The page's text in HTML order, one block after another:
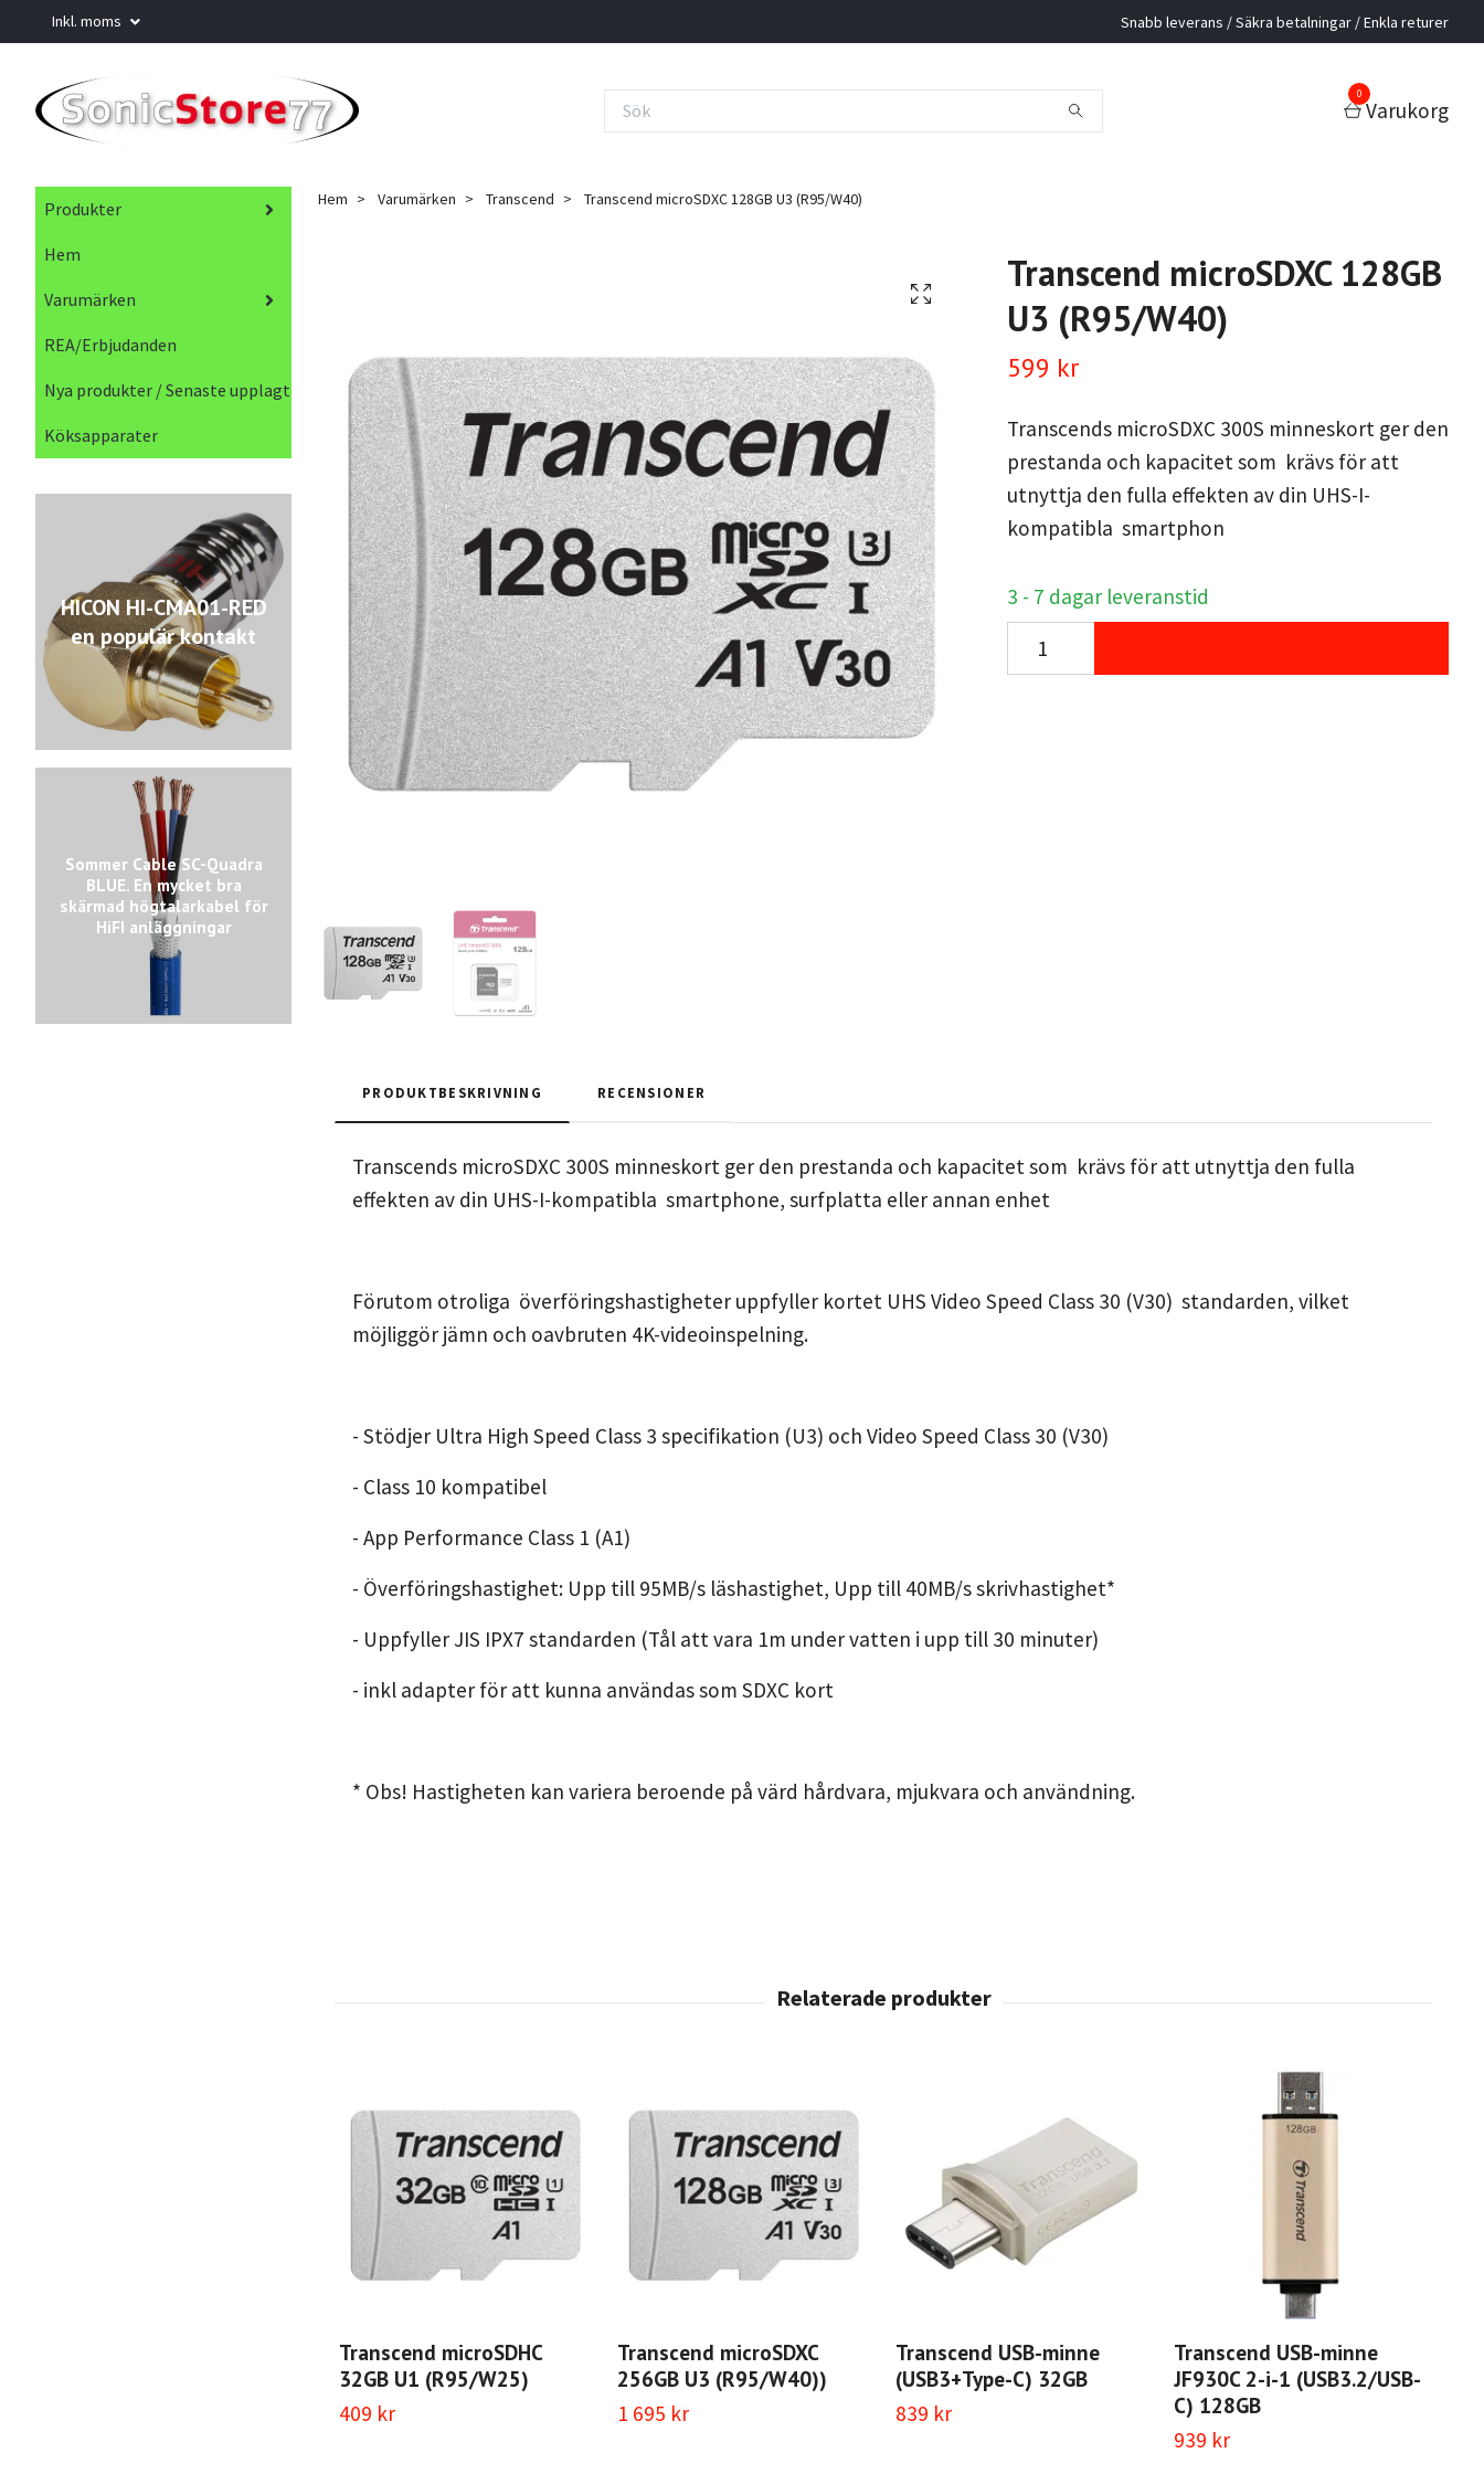
Inkl. moms Snabb leverans / Säkra betalningar / Enkla returer
0
Varukorg
Produkter
Hem
Varumärken
REA/Erbjudanden
Nya produkter / Senaste upplagt
Köksapparater
HICON HI-CMA01-RED
en populär kontakt
Sommer Cable SC-Quadra
BLUE. En mycket bra
skärmad högtalarkabel för
HiFI anläggningar
Hem Varumärken Transcend Transcend microSDXC 128GB U3 (R95/W40)
Transcend microSDXC 128GB
U3 (R95/W40)
599 kr
Transcends microSDXC 300S minneskort ger den
prestanda och kapacitet som krävs för att
utnyttja den fulla effekten av din UHS-I-
kompatibla smartphon
3 - 7 dagar leveranstid
PRODUKTBESKRIVNING RECENSIONER
Transcends microSDXC 300S minneskort ger den prestanda och kapacitet som krävs för att utnyttja den fulla
effekten av din UHS-I-kompatibla smartphone, surfplatta eller annan enhet
Förutom otroliga överföringshastigheter uppfyller kortet UHS Video Speed Class 30 (V30) standarden, vilket
möjliggör jämn och oavbruten 4K-videoinspelning.
- Stödjer Ultra High Speed Class 3 specifikation (U3) och Video Speed Class 30 (V30)
- Class 10 kompatibel
- App Performance Class 1 (A1)
- Överföringshastighet: Upp till 95MB/s läshastighet, Upp till 40MB/s skrivhastighet*
- Uppfyller JIS IPX7 standarden (Tål att vara 1m under vatten i upp till 30 minuter)
- inkl adapter för att kunna användas som SDXC kort
* Obs! Hastigheten kan variera beroende på värd hårdvara, mjukvara och användning.
Transcend microSDHC
32GB U1 (R95/W25)
409 kr
Transcend microSDXC
256GB U3 (R95/W40))
1 695 kr
Transcend USB-minne
(USB3+Type-C) 32GB
839 kr
Transcend USB-minne
JF930C 2-i-1 (USB3.2/USB-
C) 128GB
939 kr